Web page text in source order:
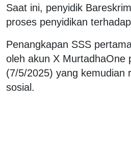
Saat ini, penyidik
proses penyidikan
Penangkapan SSS
oleh akun X MurtadhaOne
(7/5/2025) yang kemudian
sosial.